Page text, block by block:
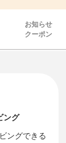
お知らせ
クーポン
ング
ングできる